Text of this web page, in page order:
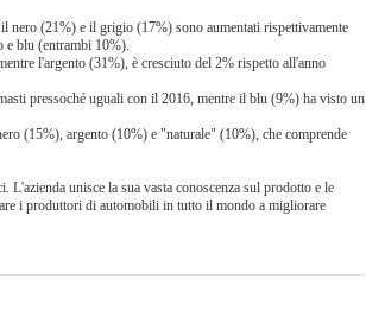
nero (21%) e il grigio (17%) sono aumentati rispettivamente
e blu (entrambi 10%).
l'argento (31%), è cresciuto del 2% rispetto all'anno
pressoché uguali con il 2016, mentre il blu (9%) ha visto un
(15%), argento (10%) e "naturale" (10%), che comprende
L'azienda unisce la sua vasta conoscenza sul prodotto e le
i produttori di automobili in tutto il mondo a migliorare